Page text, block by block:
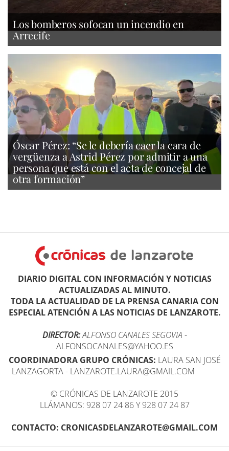
Los bomberos sofocan un incendio en
Arrecife
Óscar Pérez: “Se le debería caer la cara de
vergüenza a Astrid Pérez por admitir a una
persona que está con el acta de concejal de
otra formación”
DIARIO DIGITAL CON INFORMACIÓN Y NOTICIAS
ACTUALIZADAS AL MINUTO.
TODA LA ACTUALIDAD DE LA PRENSA CANARIA CON
ESPECIAL ATENCIÓN A LAS NOTICIAS DE LANZAROTE.
DIRECTOR:ALFONSO CANALES SEGOVIA -
ALFONSOCANALES@YAHOO.ES
COORDINADORA GRUPO CRÓNICAS: LAURA SAN JOSÉ
LANZAGORTA - LANZAROTE.LAURA@GMAIL.COM
© CRÓNICAS DE LANZAROTE 2015
LLÁMANOS: 928 07 24 86 Y 928 07 24 87
CONTACTO: CRONICASDELANZAROTE@GMAIL.COM